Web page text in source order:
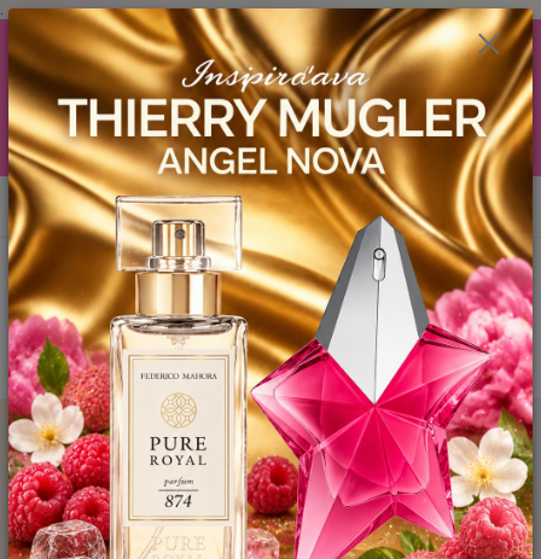
.
AKCIA (zobrazí sa v nákupnom košíku) ! ...... Ku každej objednávočke ❤️
od .. 35 .-eur CENA PRODUKTOV si môžte vybrať .. 15ml YODEYMA
tester ZDARMA ! ❤️ od 80.-eur .. 2 x 15ml, ❤️ od 150.-eur .. 3 x 15ml ❤️
od 200.-eur 4 x 15ml atd. YODEYMA tester ZDARMA .. (TIE VŠAK
TERBA VPÍSAŤ V SEKCII DODACE ÚDAJE) ! Akcia platí do vyčerpania
skladových zásob! ...... TEŠÍME SA NA VÁS a VIDÍME SA V MAILOCH a v
Košiciach :) aj OSOBNE. 👋🤚👋 .. 🌹🌹🌹
Menu
EUR
Hľadať
0944 619 068 0ks
za0 €
Úvod YODEYMA - DÁMSKE PARFEMY 15ml
ATRÁPAME /
Inšpirovaná CACHAREL - Amor Amor .. 15ml
ATRÁPAME / Inšpirovaná
CACHAREL - Amor Amor .. 15ml